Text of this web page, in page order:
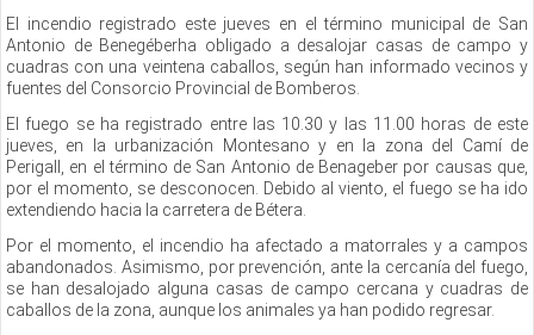
El incendio registrado este jueves en el término municipal de San
Antonio de Benegéberha obligado a desalojar casas de campo y
cuadras con una veintena caballos, según han informado vecinos y
fuentes del Consorcio Provincial de Bomberos.
El fuego se ha registrado entre las 10.30 y las 11.00 horas de este
jueves, en la urbanización Montesano y en la zona del Camí de
Perigall, en el término de San Antonio de Benageber por causas que,
por el momento, se desconocen. Debido al viento, el fuego se ha ido
extendiendo hacia la carretera de Bétera.
Por el momento, el incendio ha afectado a matorrales y a campos
abandonados. Asimismo, por prevención, ante la cercanía del fuego,
se han desalojado alguna casas de campo cercana y cuadras de
caballos de la zona, aunque los animales ya han podido regresar.